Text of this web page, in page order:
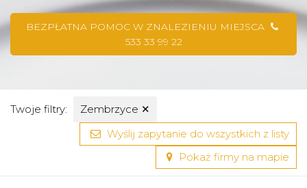
BEZPŁATNA POMOC W ZNALEZIENIU MIEJSCA
533 33 99 22
Twoje filtry: Zembrzyce ✕
Wyślij zapytanie do wszystkich z listy
Pokaż firmy na mapie